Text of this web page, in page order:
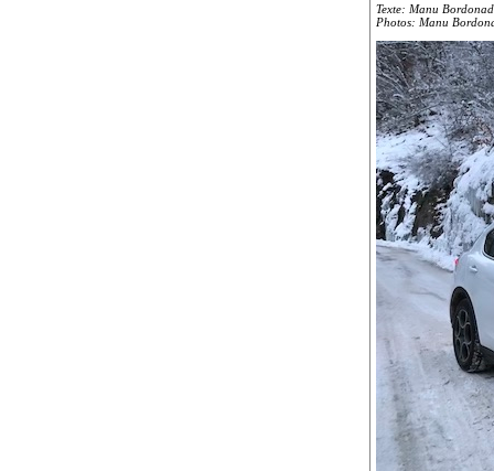
Texte: Manu
Photos: Manu